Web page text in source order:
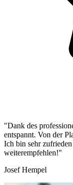
"Dank des
entspannt. Von der
Ich bin sehr
weiterempfehlen!"
Josef Hempel